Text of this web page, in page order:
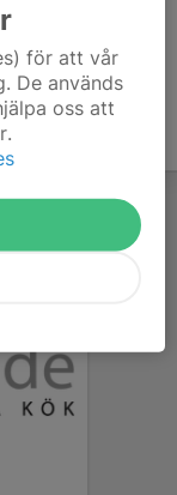
för att vår
De används
oss att